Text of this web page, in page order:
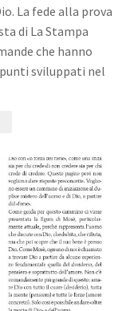
La fede alla prova
di La Stampa
che hanno
sviluppati nel